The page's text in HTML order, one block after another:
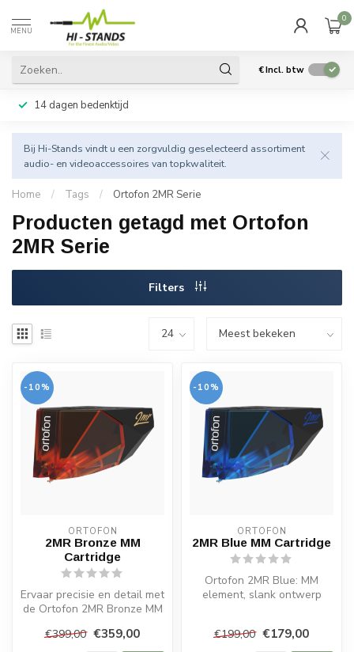
MENU
0
€Incl. btw
14 dagen bedenktijd
Bij Hi-Stands vindt u een zorgvuldig geselecteerd assortiment
audio- en videoaccessoires van topkwaliteit.
Home / Tags / Ortofon 2MR Serie
Producten getagd met Ortofon
2MR Serie
Filters
-10%
ORTOFON
2MR Bronze MM
Cartridge
Ervaar precisie en detail met
de Ortofon 2MR Bronze MM
€399,00 €359,00
-10%
ORTOFON
2MR Blue MM Cartridge
Ortofon 2MR Blue: MM
element, slank ontwerp
€199,00 €179,00